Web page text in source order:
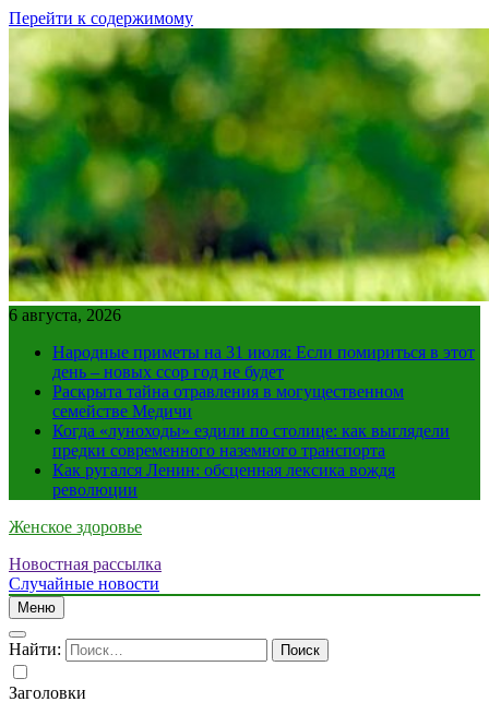
Перейти к содержимому
6 августа, 2026
Народные приметы на 31 июля: Если помириться в этот
день – новых ссор год не будет
Раскрыта тайна отравления в могущественном
семействе Медичи
Когда «луноходы» ездили по столице: как выглядели
предки современного наземного транспорта
Как ругался Ленин: обсценная лексика вождя
революции
Женское здоровье
Новостная рассылка
Случайные новости
Меню
Найти:
Заголовки